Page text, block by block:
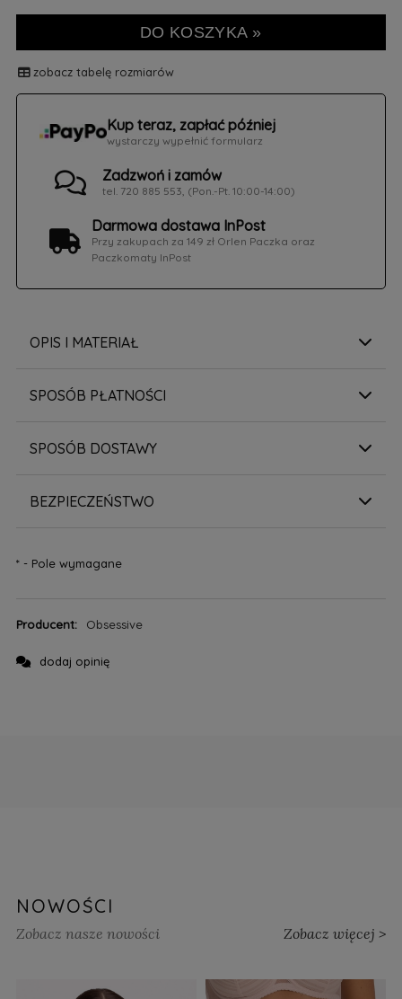
DO KOSZYKA »
zobacz tabelę rozmiarów
Kup teraz, zapłać później
wystarczy wypełnić formularz
Zadzwoń i zamów
tel. 720 885 553, (Pon.-Pt. 10:00-14:00)
Darmowa dostawa InPost
Przy zakupach za 149 zł Orlen Paczka oraz
Paczkomaty InPost
OPIS I MATERIAŁ
SPOSÓB PŁATNOŚCI
SPOSÓB DOSTAWY
BEZPIECZEŃSTWO
*- Pole wymagane
Producent: Obsessive
dodaj opinię
NOWOŚCI
Zobacz nasze nowości Zobacz więcej >